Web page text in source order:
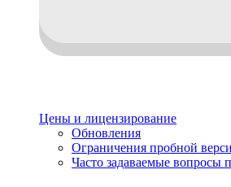
Цены и лицензирование
Обновления
Ограничения пробной
Часто задаваемые вопросы